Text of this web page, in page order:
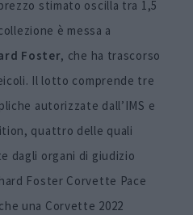
stimato oscilla tra 1,5
è messa a
Foster, che ha trascorso
Il lotto comprende tre
autorizzate dall’IMS e
quattro delle quali
dagli organi di giudizio
Foster Corvette Pace
una Corvette 2022